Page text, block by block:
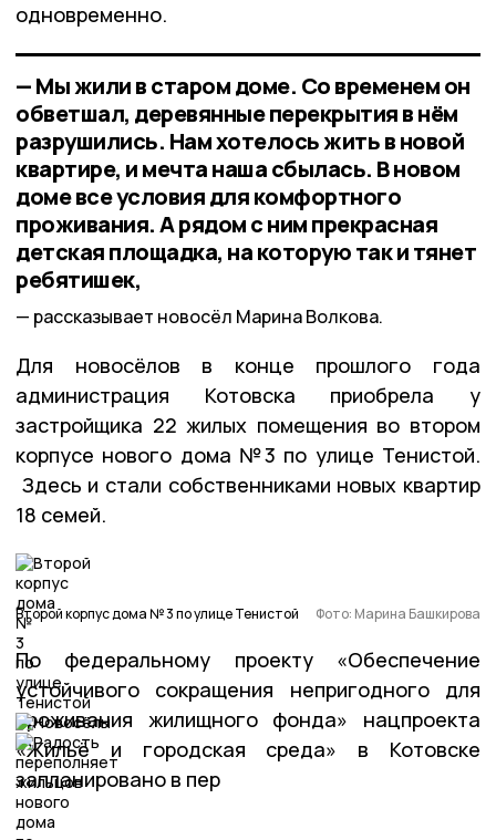
одновременно.
— Мы жили в старом доме. Со временем он
обветшал, деревянные перекрытия в нём
разрушились. Нам хотелось жить в новой
квартире, и мечта наша сбылась. В новом
доме все условия для комфортного
проживания. А рядом с ним прекрасная
детская площадка, на которую так и тянет
ребятишек,
рассказывает новосёл Марина Волкова.
Для новосёлов в конце прошлого года
администрация Котовска приобрела у
застройщика 22 жилых помещения во втором
корпусе нового дома №3 по улице Тенистой.
Здесь и стали собственниками новых квартир
18 семей.
Второй корпус дома № 3 по улице Тенистой Фото: Марина Башкирова
По федеральному проекту «Обеспечение
устойчивого сокращения непригодного для
проживания жилищного фонда» нацпроекта
«Жильё и городская среда» в Котовске
запланировано в пер